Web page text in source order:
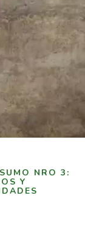
NRO 3:
Y